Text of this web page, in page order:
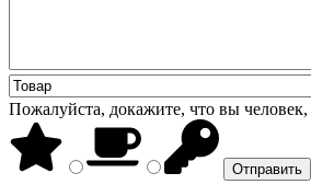
Пожалуйста, докажите, что вы